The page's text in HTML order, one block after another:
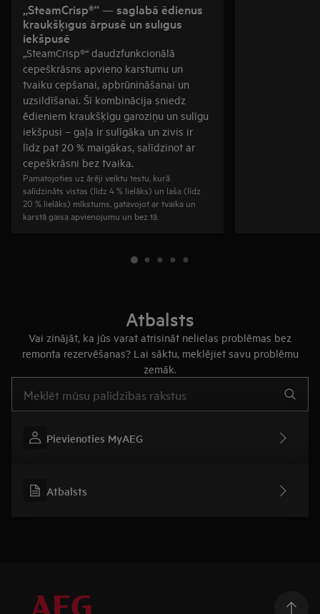
„SteamCrisp®“ — saglabā ēdienus
kraukšķīgus ārpusē un sulīgus
iekšpusē
„SteamCrisp®“ daudzfunkcionālā
cepeškrāsns apvieno karstumu un
tvaiku cepšanai, apbrūnināšanai un
uzsildīšanai. Šī kombinācija sniedz
ēdieniem kraukšķīgu garoziņu un sulīgu
iekšpusi – gaļa ir sulīgāka un zivis ir
līdz pat 20 % maigākas, salīdzinot ar
cepeškrāsni bez tvaika.
Pamatojoties uz ārēji veiktu testu, kurā
salīdzināts vistas (līdz 4 % lielāks) un laša (līdz
20 % lielāks) mīkstums, gatavojot ar tvaika un
karstā gaisa apvienojumu un bez tā.
Atbalsts
Vai zinājāt, ka jūs varat atrisināt nelielas problēmas bez
remonta rezervēšanas? Lai sāktu, meklējiet savu problēmu
zemāk.
Pievienoties MyAEG
Atbalsts